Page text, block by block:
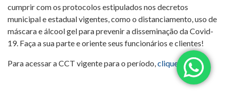
cumprir com os protocolos estipulados nos decretos
municipal e estadual vigentes, como o distanciamento, uso de
máscara e álcool gel para prevenir a disseminação da Covid-
19. Faça a sua parte e oriente seus funcionários e clientes!
Para acessar a CCT vigente para o período,clique aqui